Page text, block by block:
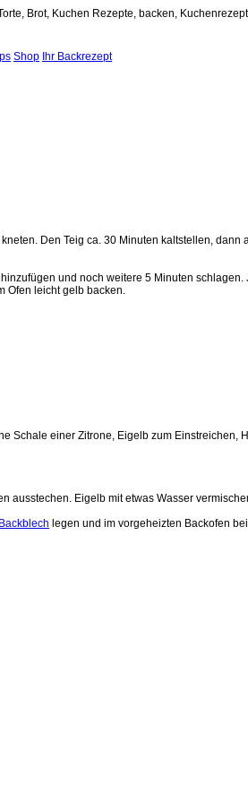
Brot, Kuchen Rezepte, backen,
Shop Ihr Backrezept
Den Teig ca. 30 Minuten kaltstellen,
und noch weitere 5 Minuten
Ofen leicht gelb backen.
Schale einer Zitrone, Eigelb zum Einstreichen,
ausstechen. Eigelb mit etwas Wasser
Backblech legen und im vorgeheizten Backofen